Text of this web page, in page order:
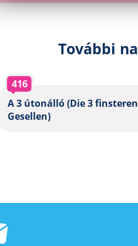
További
416
A 3 útonálló (Die 3 finsteren
Gesellen)